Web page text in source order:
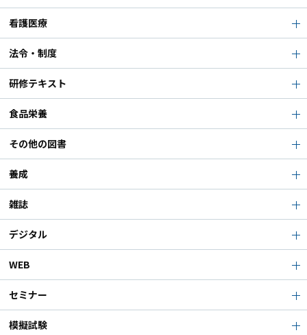
看護医療
法令・制度
研修テキスト
食品栄養
その他の図書
養成
雑誌
デジタル
WEB
セミナー
模擬試験